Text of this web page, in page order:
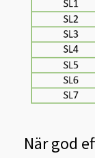
När god